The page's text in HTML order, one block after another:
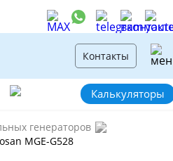
Контакты
Калькуляторы
генераторов
MGE-G528